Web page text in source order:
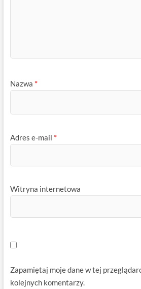
Nazwa *
Adres e-mail *
Witryna internetowa
Zapamiętaj moje dane w tej
kolejnych komentarzy.